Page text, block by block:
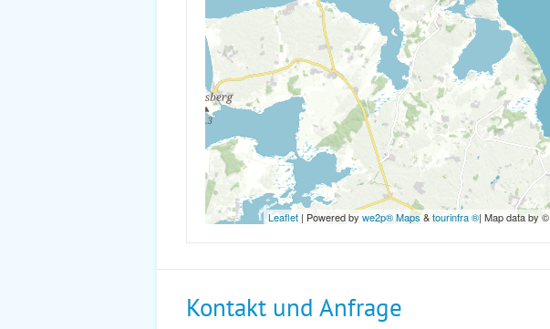
Leaflet | Powered by we2p® Maps&tourinfra ®| Map data by ©
Kontakt und Anfrage